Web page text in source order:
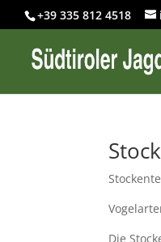
+39 335 812 4518
Die